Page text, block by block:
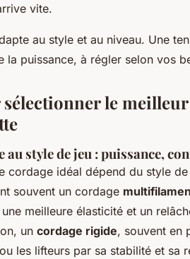
vite.
au style et au niveau. Une
la puissance, à régler selon vos
le
au style de jeu : puissance,
cordage idéal dépend du style
souvent un cordage
meilleure élasticité et un
un cordage rigide, souvent en
les lifteurs par sa stabilité et sa